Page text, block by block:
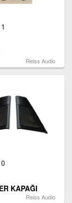
Reiss Audio
KAPAĞI
Reiss Audio